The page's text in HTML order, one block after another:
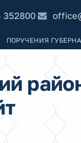
352800
ПОРУЧЕНИЯ